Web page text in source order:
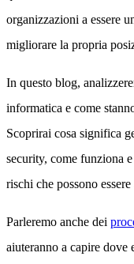
organizzazioni a essere
migliorare la propria
In questo blog,
informatica e come
Scoprirai cosa significa
security, come funziona
rischi che possono
Parleremo anche dei
aiuteranno a capire dove